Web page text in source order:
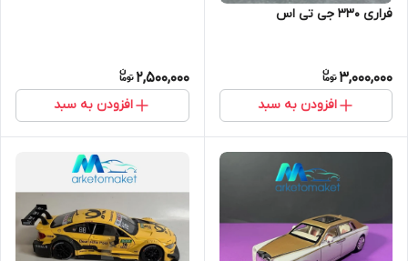
فراری ۳۳۰ جی تی اس
3,000,000
افزودن به سبد
2,500,000
افزودن به سبد